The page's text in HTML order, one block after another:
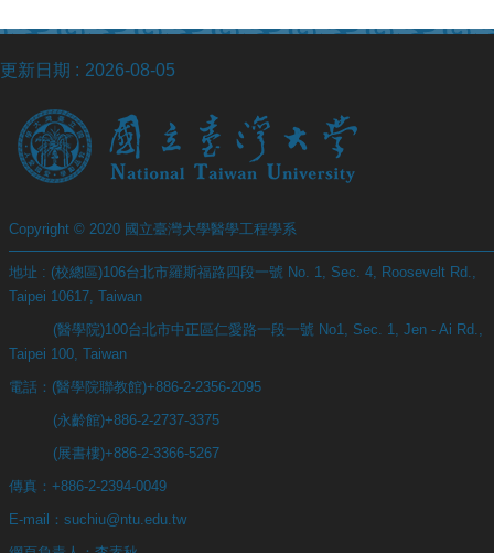
站
源
更新日期 2026-08-05
Copyright © 2020 國立臺灣大學醫學工程學系
地址 : (校總區)106台北市羅斯福路四段一號 No. 1, Sec. 4, Roosevelt Rd.,
Taipei 10617, Taiwan
(醫學院)100台北市中正區仁愛路一段一號 No1, Sec. 1, Jen - Ai Rd.,
Taipei 100, Taiwan
電話：(醫學院聯教館)+886-2-2356-2095
(永齡館)+886-2-2737-3375
(展書樓)+886-2-3366-5267
傳真：+886-2-2394-0049
E-mail：suchiu@ntu.edu.tw